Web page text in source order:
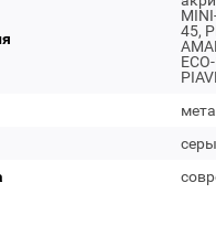
45,